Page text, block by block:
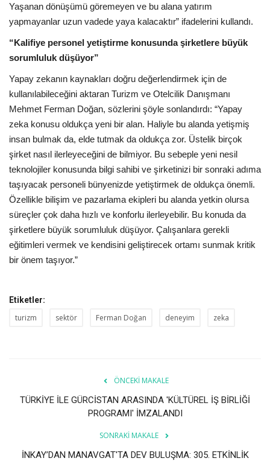
Yaşanan dönüşümü göremeyen ve bu alana yatırım
yapmayanlar uzun vadede yaya kalacaktır” ifadelerini kullandı.
“Kalifiye personel yetiştirme konusunda şirketlere büyük
sorumluluk düşüyor”
Yapay zekanın kaynakları doğru değerlendirmek için de
kullanılabileceğini aktaran Turizm ve Otelcilik Danışmanı
Mehmet Ferman Doğan, sözlerini şöyle sonlandırdı: “Yapay
zeka konusu oldukça yeni bir alan. Haliyle bu alanda yetişmiş
insan bulmak da, elde tutmak da oldukça zor. Üstelik birçok
şirket nasıl ilerleyeceğini de bilmiyor. Bu sebeple yeni nesil
teknolojiler konusunda bilgi sahibi ve şirketinizi bir sonraki adıma
taşıyacak personeli bünyenizde yetiştirmek de oldukça önemli.
Özellikle bilişim ve pazarlama ekipleri bu alanda yetkin olursa
süreçler çok daha hızlı ve konforlu ilerleyebilir. Bu konuda da
şirketlere büyük sorumluluk düşüyor. Çalışanlara gerekli
eğitimleri vermek ve kendisini geliştirecek ortamı sunmak kritik
bir önem taşıyor.”
Etiketler:
turizm sektör Ferman Doğan deneyim zeka
ÖNCEKI MAKALE
TÜRKİYE İLE GÜRCİSTAN ARASINDA 'KÜLTÜREL İŞ BİRLİĞİ
PROGRAMI' İMZALANDI
SONRAKI MAKALE
İNKAY’DAN MANAVGAT'TA DEV BULUŞMA: 305. ETKİNLİK